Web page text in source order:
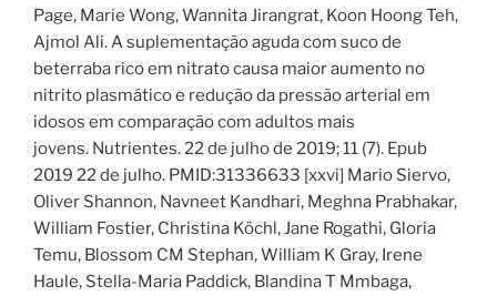
Page, Marie Wong, Wannita Jirangrat, Koon Hoong Teh,
Ajmol Ali. A suplementação aguda com suco de
beterraba rico em nitrato causa maior aumento no
nitrito plasmático e redução da pressão arterial em
idosos em comparação com adultos mais
jovens. Nutrientes. 22 de julho de 2019; 11 (7). Epub
2019 22 de julho. PMID:31336633 [xxvi] Mario Siervo,
Oliver Shannon, Navneet Kandhari, Meghna Prabhakar,
William Fostier, Christina Köchl, Jane Rogathi, Gloria
Temu, Blossom CM Stephan, William K Gray, Irene
Haule, Stella-Maria Paddick, Blandina T Mmbaga,